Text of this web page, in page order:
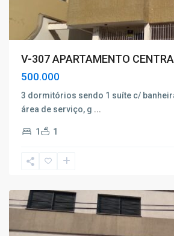
V-307 APARTAMENTO
500.000
3 dormitórios sendo 1 suíte c/
área de serviço, g ...
1 1
Centro,
de